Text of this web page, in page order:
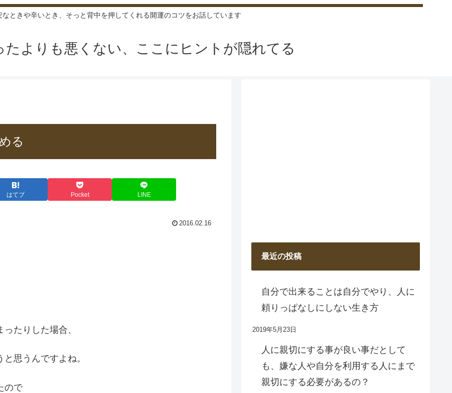
なときや辛いとき、そっと背中を押してくれる開運のコツをお話しています
たよりも悪くない、ここにヒントが隠れてる
る
はてブ Pocket LINE
2016.02.16
たりした場合、
思うんですよね。
ので
最近の投稿
自分で出来ることは自分でやり、人に
頼りっぱなしにしない生き方
2019年5月23日
人に親切にする事が良い事だとして
も、嫌な人や自分を利用する人にまで
親切にする必要があるの？